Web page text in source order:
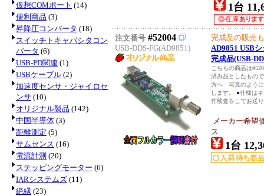
仮想COMポート (14)
便利商品 (3)
昇降圧コンバータ (18)
スイッチトキャパシタコン
バータ (6)
USB-PD関連 (1)
USBケーブル (2)
加速度センサ・ジャイロセ
ンサ (10)
オリジナル製品 (142)
中国半導体 (3)
距離測定 (5)
サムセンス (16)
電流計測 (20)
ステッピングモーター (6)
IARシステムズ (11)
絶縁 (23)
1台
注文番号 #52004
USB-DDS-FG(AD9851)
完成品の販売
AD9851 USB
完成品(USB-
こちらの商品は
済み品としたもの
方へ 写真のように
します。 ●仕様は
作検査をしてお送
メーカー希望
ス
1台